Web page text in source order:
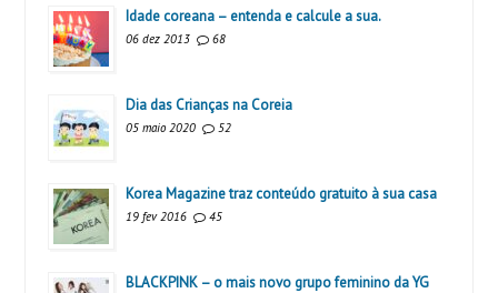
Idade coreana – entenda e calcule a sua.
06 dez 2013 68
Dia das Crianças na Coreia
05 maio 2020 52
Korea Magazine traz conteúdo gratuito à sua casa
19 fev 2016 45
BLACKPINK – o mais novo grupo feminino da YG